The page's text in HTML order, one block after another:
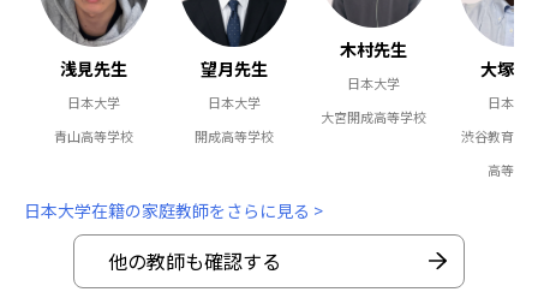
浅見先生
日本大学
青山高等学校
望月先生
日本大学
開成高等学校
木村先生
日本大学
大宮開成高等学校
大塚先
日本大
渋谷教育学
高等学
日本大学在籍の家庭教師をさらに見る >
他の教師も確認する